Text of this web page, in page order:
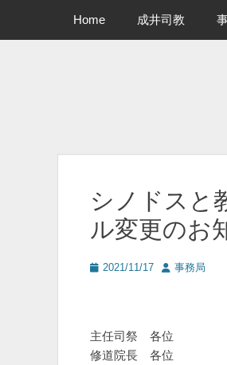
メインメニュ
Home 成井司教
シノドスと
ル変更のお
投 2021/11/17
投 事務局
主任司祭 各位
修道院長 各位